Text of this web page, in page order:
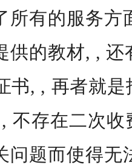
所有的服务方
供的教材, , 还
书, , 再者就
不存在二次
问题而使得无